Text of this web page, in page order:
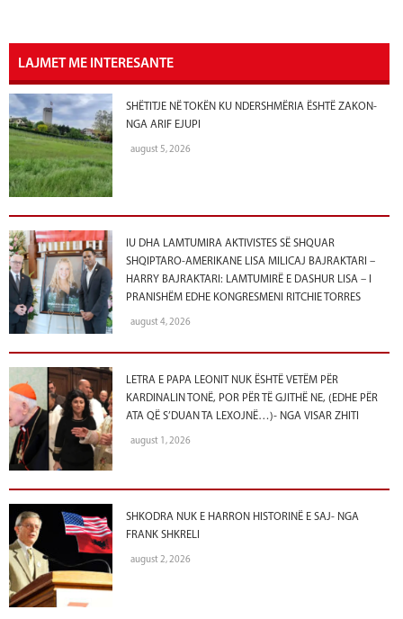
LAJMET ME INTERESANTE
SHËTITJE NË TOKËN KU NDERSHMËRIA ËSHTË ZAKON-
NGA ARIF EJUPI
august 5, 2026
IU DHA LAMTUMIRA AKTIVISTES SË SHQUAR
SHQIPTARO-AMERIKANE LISA MILICAJ BAJRAKTARI –
HARRY BAJRAKTARI: LAMTUMIRË E DASHUR LISA – I
PRANISHËM EDHE KONGRESMENI RITCHIE TORRES
august 4, 2026
LETRA E PAPA LEONIT NUK ËSHTË VETËM PËR
KARDINALIN TONË, POR PËR TË GJITHË NE, (EDHE PËR
ATA QË S’DUAN TA LEXOJNË…)- NGA VISAR ZHITI
august 1, 2026
SHKODRA NUK E HARRON HISTORINË E SAJ- NGA
FRANK SHKRELI
august 2, 2026